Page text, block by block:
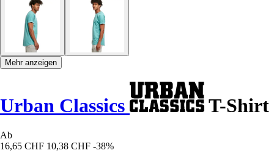
Mehr anzeigen
Urban Classics T-Shirt
Ab
16,65 CHF 10,38 CHF -38%